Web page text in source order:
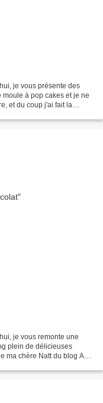
je vous présente des
à pop cakes et je ne
et du coup j'ai fait la
je vous remonte une
plein de délicieuses
ma chère Natt du blog A